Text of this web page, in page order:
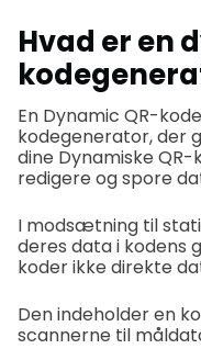
Hvad er en
En Dynamic QR-
kodegenerator, der
dine Dynamiske
redigere og spore
I modsætning til
deres data i kodens
koder ikke direkte
Den indeholder en
scannerne til